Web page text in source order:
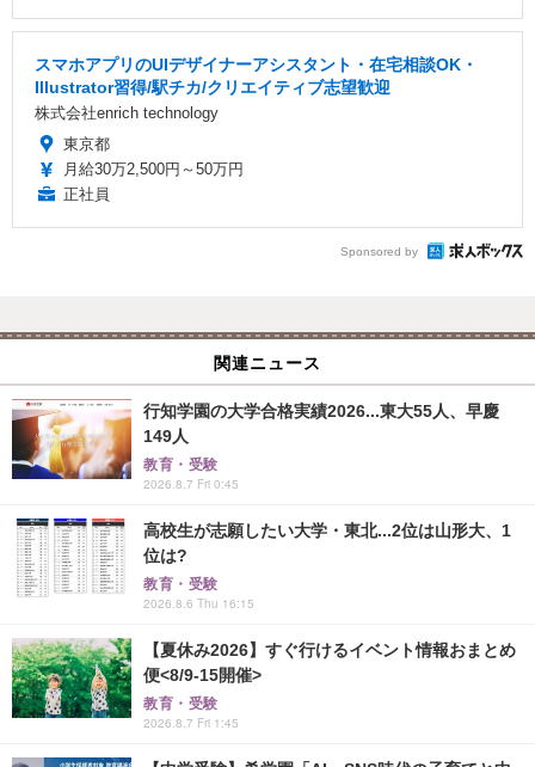
スマホアプリのUIデザイナーアシスタント・在宅相談OK・
Illustrator習得/駅チカ/クリエイティブ志望歓迎
株式会社enrich technology
東京都
月給30万2,500円～50万円
正社員
Sponsored by
関連ニュース
行知学園の大学合格実績2026...東大55人、早慶
149人
教育・受験
2026.8.7 Fri 0:45
高校生が志願したい大学・東北...2位は山形大、1
位は?
教育・受験
2026.8.6 Thu 16:15
【夏休み2026】すぐ行けるイベント情報おまとめ
便<8/9-15開催>
教育・受験
2026.8.7 Fri 1:45